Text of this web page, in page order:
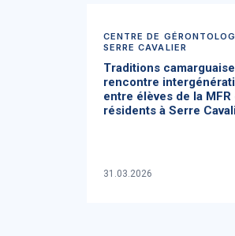
CENTRE DE
SERRE CAVALIER
Traditions
rencontre
entre élèves de la MFR
résidents à Serre
31.03.2026